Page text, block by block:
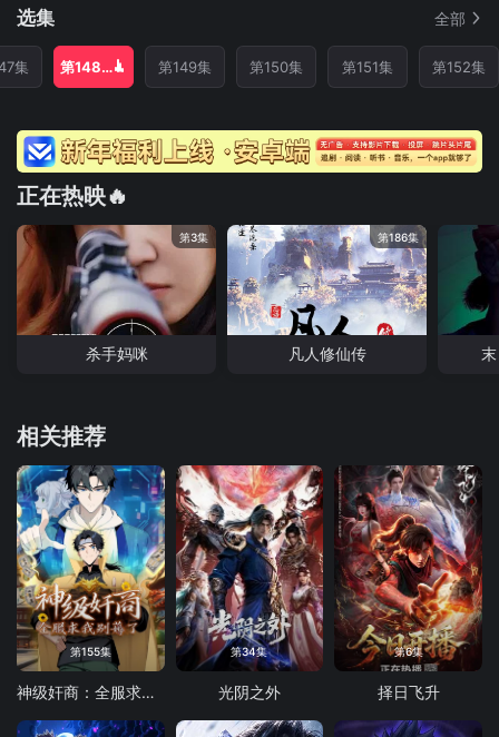
选集 全部
集 第148集 第149集 第150集 第151集 第152集
正在热映🔥
第3集
杀手妈咪
第186集
凡人修仙传
相关推荐
第155集
神级奸商：全服求我别薅了 动态漫画
第34集
光阴之外
第6集
择日飞升